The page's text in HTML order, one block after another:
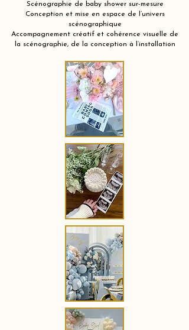
Scénographie de baby shower sur-mesure
Conception et mise en espace de l’univers
scénographique
Accompagnement créatif et cohérence visuelle de
la scénographie, de la conception à l’installation